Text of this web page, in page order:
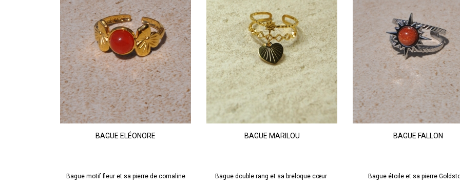
BAGUE ELÉONORE
Bague motif fleur et sa pierre de cornaline
Doré
Rouge
Cornaline
AJOUTER AU PANIER
BAGUE MARILOU
Bague double rang et sa breloque cœur
Doré
AJOUTER AU PANIER
BAGUE FALLON
Bague étoile et sa pierre
Argenté
Marron
Goldstone/
AJOUTER AU PANIER